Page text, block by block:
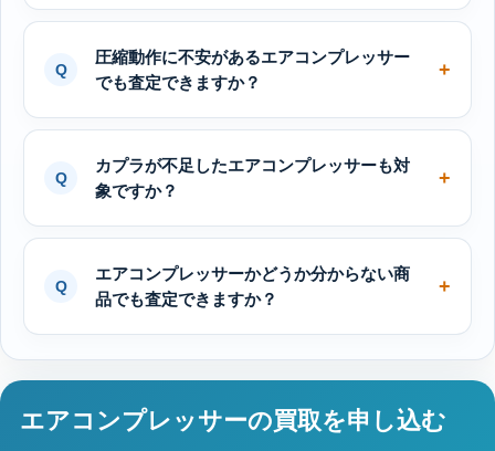
圧縮動作に不安があるエアコンプレッサー
でも査定できますか？
カプラが不足したエアコンプレッサーも対
象ですか？
エアコンプレッサーかどうか分からない商
品でも査定できますか？
エアコンプレッサーの買取を申し込む